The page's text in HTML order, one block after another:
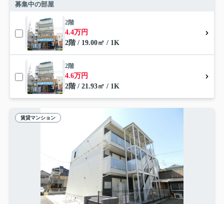
募集中の部屋
2階
4.4万円
2階 / 19.00㎡ / 1K
2階
4.6万円
2階 / 21.93㎡ / 1K
賃貸マンション